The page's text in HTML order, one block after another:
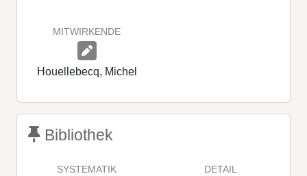
MITWIRKENDE
Houellebecq, Michel
Bibliothek
SYSTEMATIK DETAIL